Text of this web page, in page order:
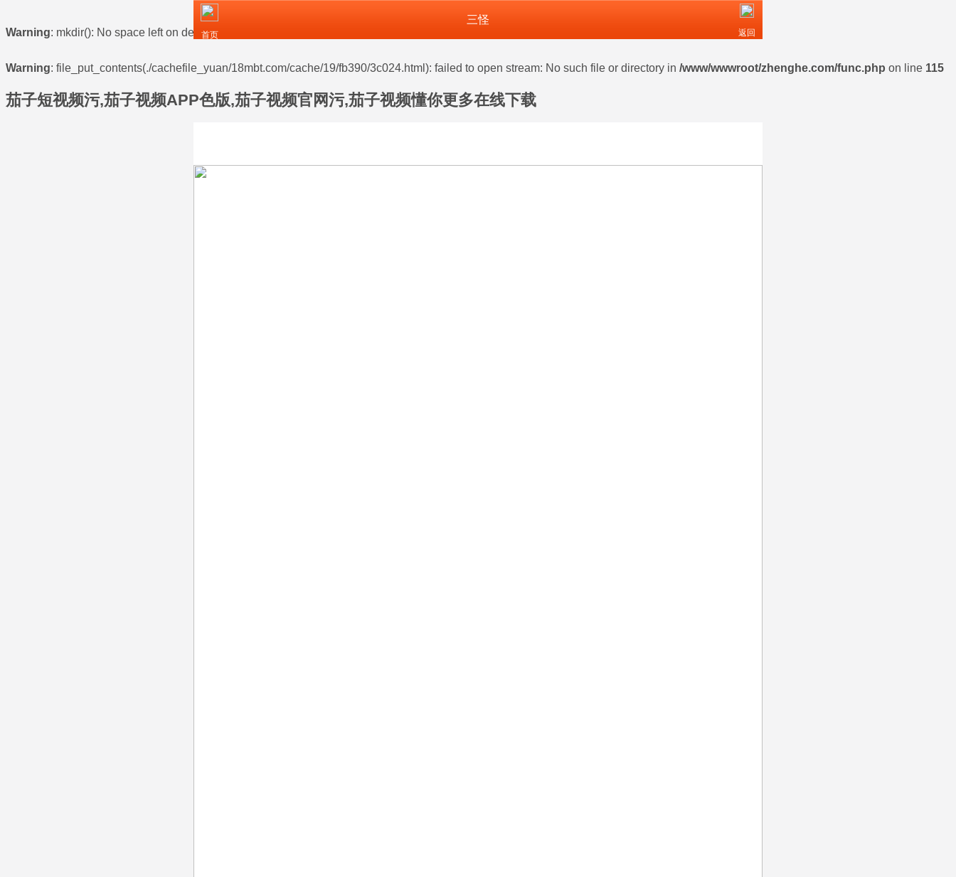
Warning: mkdir(): No space left on device in
Warning: file_put_contents(./cachefile_yuan/18mbt.com/cache/19/fb390/3c024.html): failed to open stream: No such file or directory in /www/wwwroot/zhenghe.com/func.php on line 115
茄子短视频污,茄子视频APP色版,茄子视频官网污,茄子视频懂你更多在线下载
首页
三怪
返回